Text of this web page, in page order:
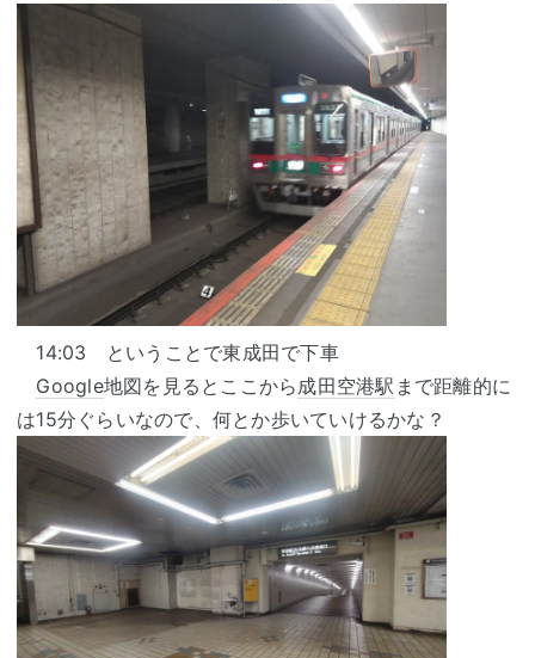
14:03 ということで東成田で下車
Google地図を見るとここから成田空港駅 まで距離的に
は15分ぐらいなので、何とか歩いていけるかな？